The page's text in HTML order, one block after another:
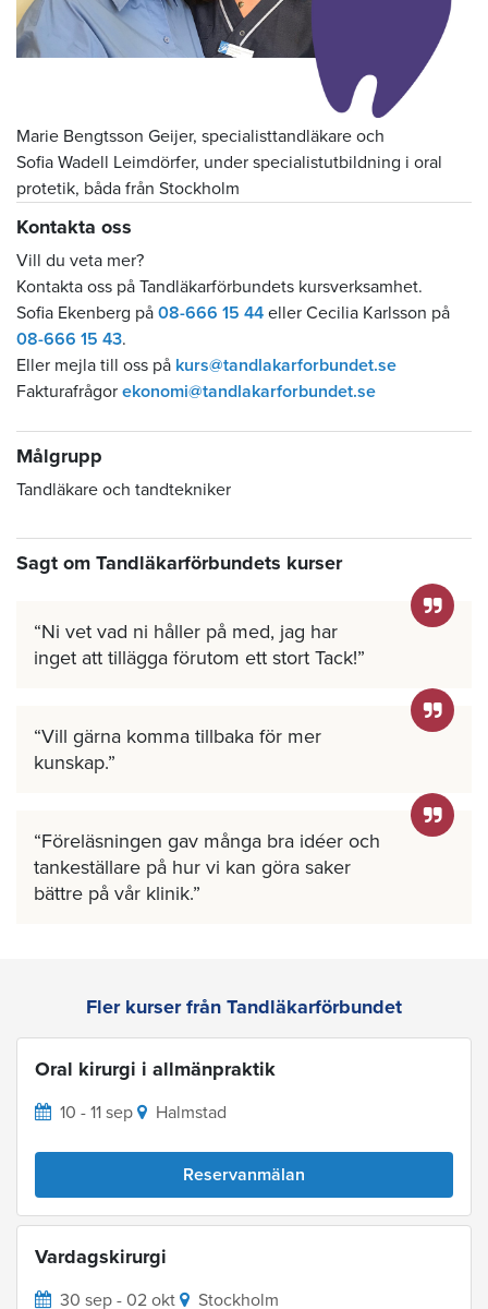
Marie Bengtsson Geijer, specialisttandläkare och
Sofia Wadell Leimdörfer, under specialistutbildning i oral
protetik, båda från Stockholm
Kontakta oss
Vill du veta mer?
Kontakta oss på Tandläkarförbundets kursverksamhet.
Sofia Ekenberg på 08-666 15 44 eller Cecilia Karlsson på
08-666 15 43.
Eller mejla till oss på kurs@tandlakarforbundet.se
Fakturafrågor ekonomi@tandlakarforbundet.se
Målgrupp
Tandläkare och tandtekniker
Sagt om Tandläkarförbundets kurser
Ni vet vad ni håller på med, jag har
inget att tillägga förutom ett stort Tack!
Vill gärna komma tillbaka för mer
kunskap.
Föreläsningen gav många bra idéer och
tankeställare på hur vi kan göra saker
bättre på vår klinik.
Fler kurser från Tandläkarförbundet
Oral kirurgi i allmänpraktik
10 - 11 sep Halmstad
Reservanmälan
Vardagskirurgi
30 sep - 02 okt Stockholm